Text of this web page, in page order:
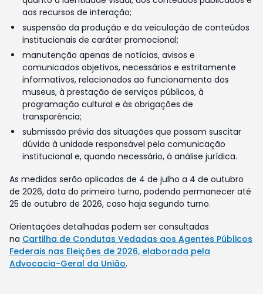
aos recursos de interação;
suspensão da produção e da veiculação de conteúdos
institucionais de caráter promocional;
manutenção apenas de notícias, avisos e
comunicados objetivos, necessários e estritamente
informativos, relacionados ao funcionamento dos
museus, à prestação de serviços públicos, à
programação cultural e às obrigações de
transparência;
submissão prévia das situações que possam suscitar
dúvida à unidade responsável pela comunicação
institucional e, quando necessário, à análise jurídica.
As medidas serão aplicadas de 4 de julho a 4 de outubro
de 2026, data do primeiro turno, podendo permanecer até
25 de outubro de 2026, caso haja segundo turno.
Orientações detalhadas podem ser consultadas
na Cartilha de Condutas Vedadas aos Agentes Públicos
Federais nas Eleições de 2026, elaborada pela
Advocacia-Geral da União.